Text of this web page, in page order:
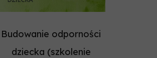
Budowanie odporności
dziecka (szkolenie